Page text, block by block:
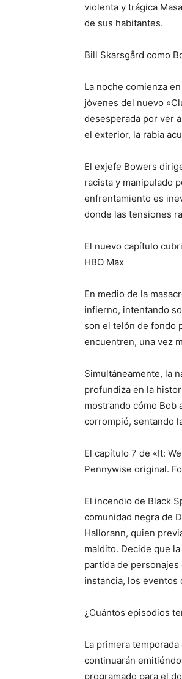
violenta y trágica
de sus habitantes.
Bill Skarsgård como
La noche comienza
jóvenes del nuevo
desesperada por ver
el exterior, la rabia
El exjefe Bowers
racista y manipulado
enfrentamiento es
donde las tensiones
El nuevo capítulo
HBO Max
En medio de la
infierno, intentando
son el telón de fondo
encuentren, una vez
Simultáneamente, la
profundiza en la
mostrando cómo Bob
corrompió, sentando
El capítulo 7 de «It:
Pennywise original.
El incendio de Black
comunidad negra de
Hallorann, quien
maldito. Decide que
partida de
instancia, los eventos
¿Cuántos episodios
La primera
continuarán
programado para el